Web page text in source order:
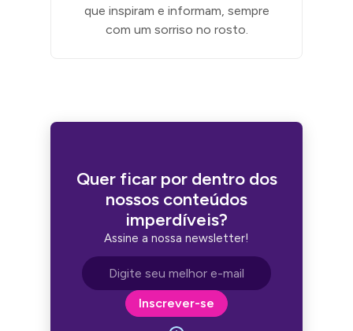
que inspiram e informam, sempre
com um sorriso no rosto.
Quer ficar por dentro dos
nossos conteúdos
imperdíveis?
Assine a nossa newsletter!
Endereço de e-mail
Inscrever-se